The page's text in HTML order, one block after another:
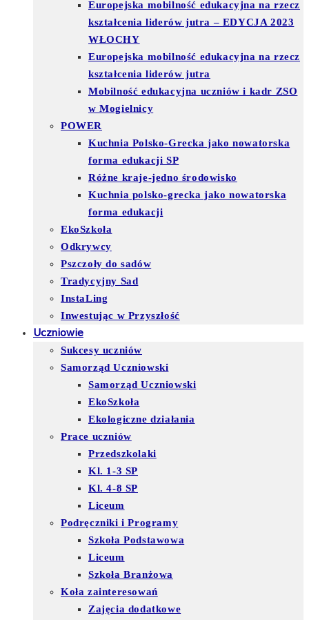
Europejska mobilność edukacyjna na rzecz
kształcenia liderów jutra – EDYCJA 2023
WŁOCHY
Europejska mobilność edukacyjna na rzecz
kształcenia liderów jutra
Mobilność edukacyjna uczniów i kadr ZSO
w Mogielnicy
POWER
Kuchnia Polsko-Grecka jako nowatorska
forma edukacji SP
Różne kraje-jedno środowisko
Kuchnia polsko-grecka jako nowatorska
forma edukacji
EkoSzkoła
Odkrywcy
Pszczoły do sadów
Tradycyjny Sad
InstaLing
Inwestując w Przyszłość
Uczniowie
Sukcesy uczniów
Samorząd Uczniowski
Samorząd Uczniowski
EkoSzkoła
Ekologiczne działania
Prace uczniów
Przedszkolaki
Kl. 1-3 SP
Kl. 4-8 SP
Liceum
Podręczniki i Programy
Szkoła Podstawowa
Liceum
Szkoła Branżowa
Koła zainteresowań
Zajęcia dodatkowe